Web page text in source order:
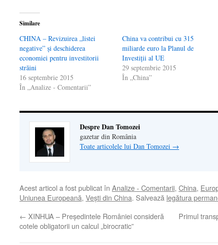
Similare
CHINA – Revizuirea „listei
negative” şi deschiderea
economiei pentru investitorii
străini
16 septembrie 2015
În „Analize - Comentarii”
China va contribui cu 315
miliarde euro la Planul de
Investiţii al UE
29 septembrie 2015
În „China”
Despre Dan Tomozei
gazetar din România
Toate articolele lui Dan Tomozei →
Acest articol a fost publicat în Analize - Comentarii, China,
Uniunea Europeană, Veşti din China. Salvează legătura
← XINHUA – Preşedintele României consideră
cotele obligatorii un calcul „birocratic”
Primul